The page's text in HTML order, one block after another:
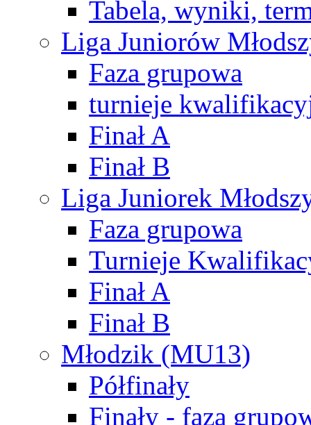
Tabela, wyniki,
Liga Juniorów
Faza grupowa
turnieje
Finał A
Finał B
Liga Juniorek
Faza grupowa
Turnieje
Finał A
Finał B
Młodzik (MU13)
Półfinały
Finały - faza